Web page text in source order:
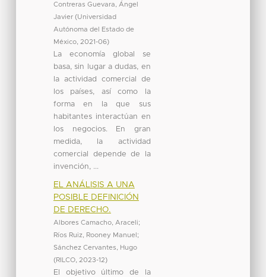
Contreras Guevara, Ángel
Javier (Universidad
Autónoma del Estado de
México, 2021-06)
La economía global se
basa, sin lugar a dudas, en
la actividad comercial de
los países, así como la
forma en la que sus
habitantes interactúan en
los negocios. En gran
medida, la actividad
comercial depende de la
invención, ...
EL ANÁLISIS A UNA
POSIBLE DEFINICIÓN
DE DERECHO.
Albores Camacho, Araceli;
Ríos Ruiz, Rooney Manuel ;
Sánchez Cervantes, Hugo
(RILCO, 2023-12)
El objetivo último de la